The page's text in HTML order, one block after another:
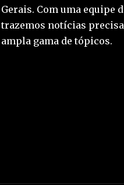
Gerais. Com uma equipe
trazemos notícias
ampla gama de tópicos.